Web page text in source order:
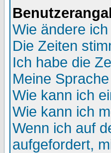
Wie ändere
Die Zeiten
Ich habe die
Meine
Wie kann ich
Wie kann ich
Wenn ich auf
aufgefordert,